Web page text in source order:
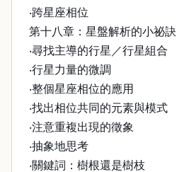
‧跨星座相位
第十八章：星盤解析的小祕訣
‧尋找主導的行星／行星組合
‧行星力量的微調
‧整個星座相位的應用
‧找出相位共同的元素與模式
‧注意重複出現的徵象
‧抽象地思考
‧關鍵詞：樹根還是樹枝